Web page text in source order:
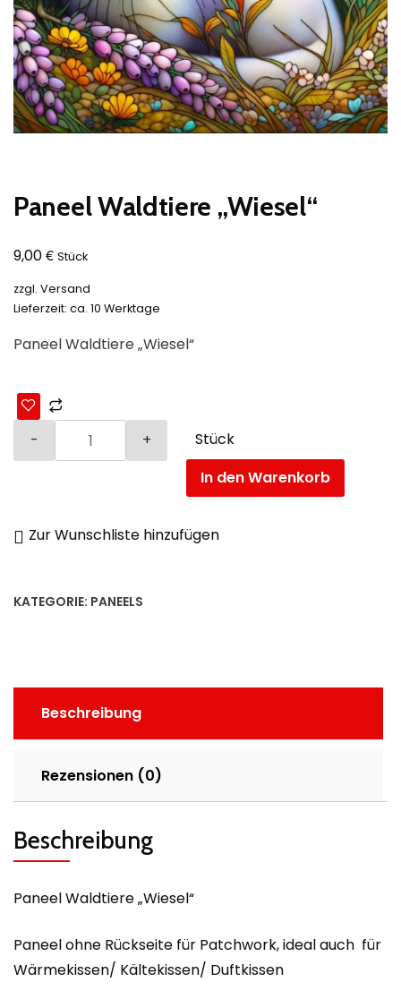
Paneel Waldtiere „Wiesel“
9,00€ Stück
zzgl. Versand
Lieferzeit: ca. 10 Werktage
Paneel Waldtiere „Wiesel“
Stück
In den Warenkorb
Zur Wunschliste hinzufügen
KATEGORIE: PANEELS
Beschreibung
Rezensionen (0)
Beschreibung
Paneel Waldtiere „Wiesel“
Paneel ohne Rückseite für Patchwork, ideal auch für
Wärmekissen/ Kältekissen/ Duftkissen